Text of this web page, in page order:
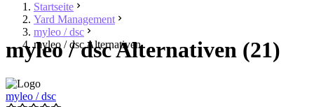
Startseite
Yard Management
myleo / dsc
myleo / dsc Alternativen
myleo / dsc Alternativen (21)
myleo / dsc